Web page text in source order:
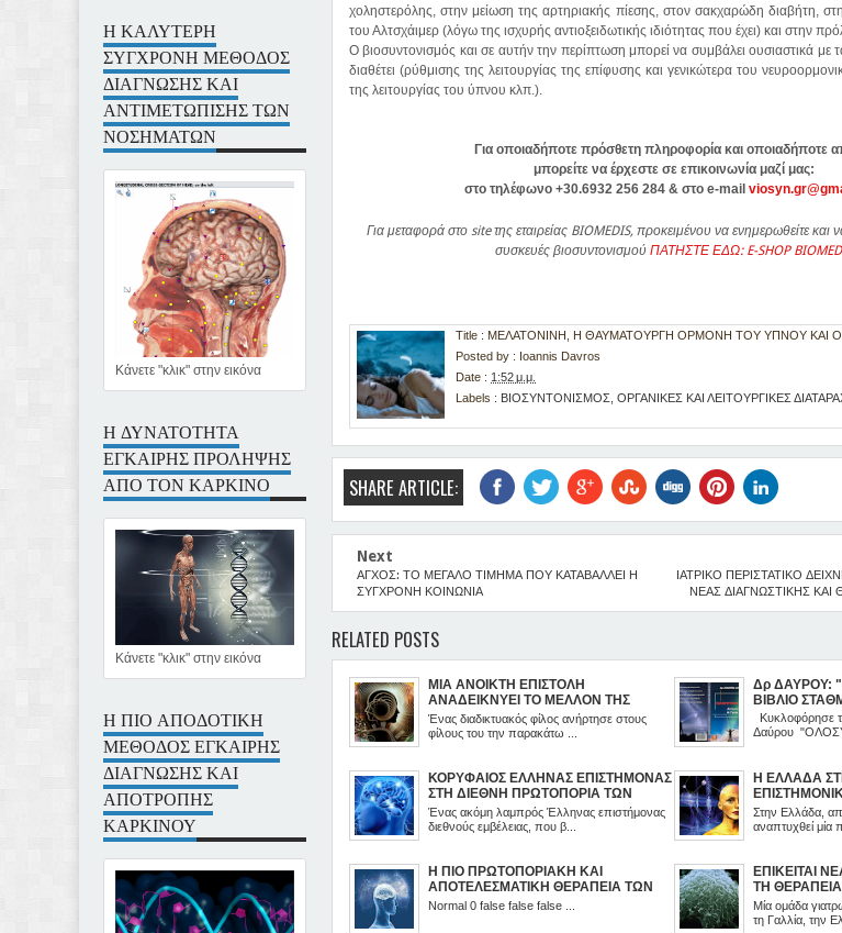
χοληστερόλης, στην μείωση της αρτηριακής πίεσης, στον σακχαρώδη διαβήτη,
του Αλτσχάιμερ (λόγω της ισχυρής αντιοξειδωτικής ιδιότητας που έχει) και στην
Ο βιοσυντονισμός και σε αυτήν την περίπτωση μπορεί να συμβάλει ουσιαστικά με
διαθέτει (ρύθμισης της λειτουργίας της επίφυσης και γενικώτερα του
της λειτουργίας του ύπνου κλπ.).
Για οποιαδήποτε πρόσθετη πληροφορία και οποιαδήποτε
μπορείτε να έρχεστε σε επικοινωνία μαζί μας:
στο τηλέφωνο +30.6932 256 284 & στο e-mail
Για μεταφορά στο site της εταιρείας BIOMEDIS, προκειμένου να ενημερωθείτε και
συσκευές βιοσυντονισμούΠΑΤΗΣΤΕ ΕΔΩ: E-SHOP
Title : ΜΕΛΑΤΟΝΙΝΗ, Η ΘΑΥΜΑΤΟΥΡΓΗ ΟΡΜΟΝΗ ΤΟΥ ΥΠΝΟΥ ΚΑΙ
Posted by : Ioannis Davros
Date : 1:52 μ.μ.
Labels : ΒΙΟΣΥΝΤΟΝΙΣΜΟΣ ,ΟΡΓΑΝΙΚΕΣ ΚΑΙ ΛΕΙΤΟΥΡΓΙΚΕΣ
SHARE ARTICLE:
Next
ΑΓΧΟΣ: ΤΟ ΜΕΓΑΛΟ ΤΙΜΗΜΑ ΠΟΥ ΚΑΤΑΒΑΛΛΕΙ Η
ΣΥΓΧΡΟΝΗ ΚΟΙΝΩΝΙΑ
ΙΑΤΡΙΚΟ ΠΕΡΙΣΤΑΤΙΚΟ
ΝΕΑΣ ΔΙΑΓΝΩΣΤΙΚΗΣ
RELATED POSTS
ΜΙΑ ΑΝΟΙΚΤΗ ΕΠΙΣΤΟΛΗ
ΑΝΑΔΕΙΚΝΥΕΙ ΤΟ ΜΕΛΛΟΝ ΤΗΣ
ΙΑΤΡΙΚΗΣ
Ένας διαδικτυακός φίλος ανήρτησε στους
φίλους του την παρακάτω ...
Δρ ΔΑΥΡΟΥ:
ΒΙΒΛΙΟ
Κυκλοφόρησε
Δαύρου
ΚΟΡΥΦΑΙΟΣ ΕΛΛΗΝΑΣ ΕΠΙΣΤΗΜΟΝΑΣ
ΣΤΗ ΔΙΕΘΝΗ ΠΡΩΤΟΠΟΡΙΑ ΤΩΝ
ΕΡΕΥΝΩΝ ΚΑΙ ΤΗΣ ΘΕΡΑΠΕΙΑΣ ΜΕ
ΒΙΟΣΥΝΤΟΝΙΣΜΟ!
Ένας ακόμη λαμπρός Έλληνας επιστήμονας
διεθνούς εμβέλειας, που β...
Η ΕΛΛΑΔΑ
ΤΟΝ
Στην Ελλάδα,
αναπτυχθεί μία
Η ΠΙΟ ΠΡΩΤΟΠΟΡΙΑΚΗ ΚΑΙ
ΑΠΟΤΕΛΕΣΜΑΤΙΚΗ ΘΕΡΑΠΕΙΑ ΤΩΝ
ΨΥΧΙΚΩΝ ΔΙΑΤΑΡΑΧΩΝ
Normal 0 false false false ...
ΕΠΙΚΕΙΤΑΙ
ΤΗ
Μία ομάδα
τη Γαλλία, την
Η ΚΑΛΥΤΕΡΗ
ΣΥΓΧΡΟΝΗ ΜΕΘΟΔΟΣ
ΔΙΑΓΝΩΣΗΣ ΚΑΙ
ΑΝΤΙΜΕΤΩΠΙΣΗΣ ΤΩΝ
ΝΟΣΗΜΑΤΩΝ
Κάνετε "κλικ" στην εικόνα
Η ΔΥΝΑΤΟΤΗΤΑ
ΕΓΚΑΙΡΗΣ ΠΡΟΛΗΨΗΣ
ΑΠΟ ΤΟΝ ΚΑΡΚΙΝΟ
Κάνετε "κλικ" στην εικόνα
Η ΠΙΟ ΑΠΟΔΟΤΙΚΗ
ΜΕΘΟΔΟΣ ΕΓΚΑΙΡΗΣ
ΔΙΑΓΝΩΣΗΣ ΚΑΙ
ΑΠΟΤΡΟΠΗΣ
ΚΑΡΚΙΝΟΥ